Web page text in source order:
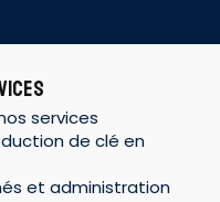
services
de clé en
et administration